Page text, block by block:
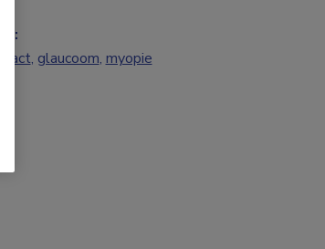
, glaucoom, myopie